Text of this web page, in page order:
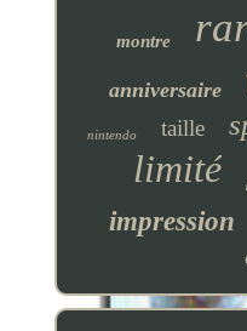
montre
anniversaire
nintendo taille
limité
impression